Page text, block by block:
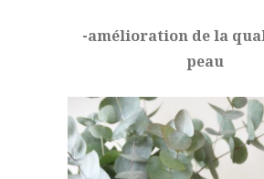
-amélioration de la
peau